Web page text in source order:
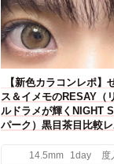
【新色カラコンレポ】
ス＆イメモのRESAY（
ルドラメが輝くNIGHT
パーク）黒目茶目比較
14.5mm 1day 度